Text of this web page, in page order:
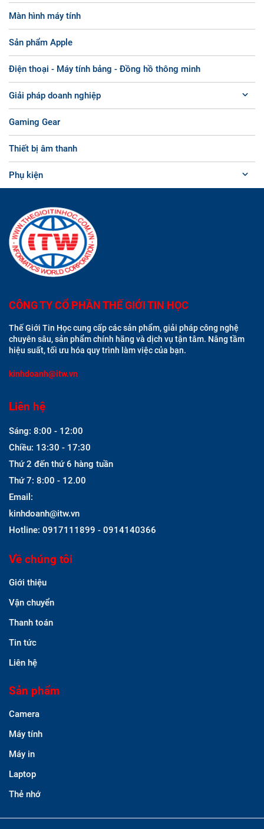
Màn hình máy tính
Sản phẩm Apple
Điện thoại - Máy tính bảng - Đồng hồ thông minh
Giải pháp doanh nghiệp
Gaming Gear
Thiết bị âm thanh
Phụ kiện
CÔNG TY CỔ PHẦN THẾ GIỚI TIN HỌC
Thế Giới Tin Học cung cấp các sản phẩm, giải pháp công nghệ
chuyên sâu, sản phẩm chính hãng và dịch vụ tận tâm. Nâng tầm
hiệu suất, tối ưu hóa quy trình làm việc của bạn.
kinhdoanh@itw.vn
Liên hệ
Sáng: 8:00 - 12:00
Chiều: 13:30 - 17:30
Thứ 2 đến thứ 6 hàng tuần
Thứ 7: 8:00 - 12.00
Email:
kinhdoanh@itw.vn
Hotline: 0917111899 - 0914140366
Về chúng tôi
Giới thiệu
Vận chuyển
Thanh toán
Tin tức
Liên hệ
Sản phẩm
Camera
Máy tính
Máy in
Laptop
Thẻ nhớ